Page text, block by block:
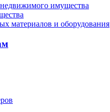
имущества
материалов и оборудования